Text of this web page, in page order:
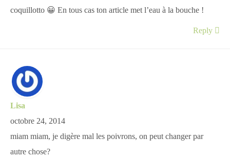
coquillotto 😀 En tous cas ton article met l’eau à la bouche !
Reply
Lisa
octobre 24, 2014
miam miam, je digère mal les poivrons, on peut changer par
autre chose?